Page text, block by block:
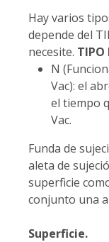
Hay varios
depende del
necesite. TIPO
N
Vac): el
el tiempo
Vac.
Funda de
aleta de
superficie
conjunto una
Superficie.